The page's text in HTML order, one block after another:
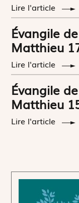
Lire l'article
Évangile
Matthieu
Lire l'article
Évangile
Matthieu
Lire l'article